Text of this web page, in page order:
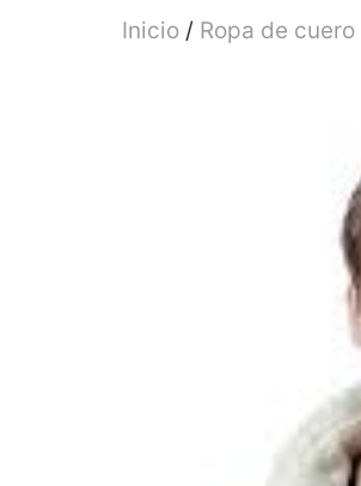
Inicio / Ropa de cuero